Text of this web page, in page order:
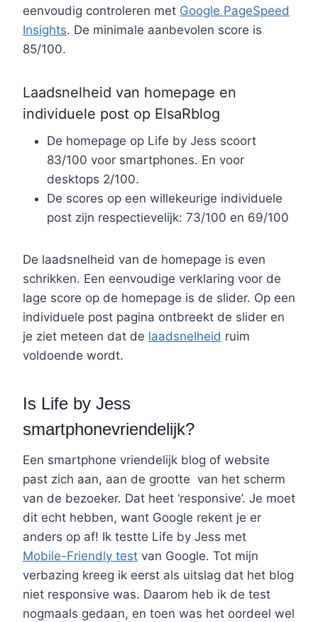
eenvoudig controleren met Google PageSpeed
Insights. De minimale aanbevolen score is
85/100.
Laadsnelheid van homepage en
individuele post op ElsaRblog
De homepage op Life by Jess scoort
83/100 voor smartphones. En voor
desktops 2/100.
De scores op een willekeurige individuele
post zijn respectievelijk: 73/100 en 69/100
De laadsnelheid van de homepage is even
schrikken. Een eenvoudige verklaring voor de
lage score op de homepage is de slider. Op een
individuele post pagina ontbreekt de slider en
je ziet meteen dat de laadsnelheid ruim
voldoende wordt.
Is Life by Jess
smartphonevriendelijk?
Een smartphone vriendelijk blog of website
past zich aan, aan de grootte van het scherm
van de bezoeker. Dat heet ‘responsive’. Je moet
dit echt hebben, want Google rekent je er
anders op af! Ik testte Life by Jess met
Mobile-Friendly test van Google. Tot mijn
verbazing kreeg ik eerst als uitslag dat het blog
niet responsive was. Daarom heb ik de test
nogmaals gedaan, en toen was het oordeel wel